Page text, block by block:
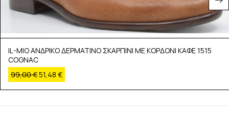
IL-MIO ΑΝΔΡΙΚΟ ΔΕΡΜΑΤΙΝΟ ΣΚΑΡΠΙΝΙ ΜΕ ΚΟΡΔΟΝΙ ΚΑΦΕ 1515
COGNAC
99,00€51,48 €